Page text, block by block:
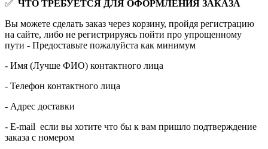
✅ ЧТО ТРЕБУЕТСЯ ДЛЯ ОФОРМЛЕНИЯ ЗАКАЗА
Вы можете сделать заказ через корзину, пройдя регистрацию
на сайте, либо не регистрируясь пойти про упрощенному
пути - Предоставьте пожалуйста как минимум
- Имя (Лучше ФИО) контактного лица
- Телефон контактного лица
- Адрес доставки
- E-mail если вы хотите что бы к вам пришло подтверждение
заказа с номером